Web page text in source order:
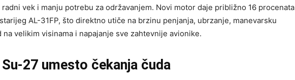
vek i manju potrebu za održavanjem. Novi motor daje približno 16 procenata
AL-31FP, što direktno utiče na brzinu penjanja, ubrzanje, manevarsku
na velikim visinama i napajanje sve zahtevnije avionike.
27 umesto čekanja čuda